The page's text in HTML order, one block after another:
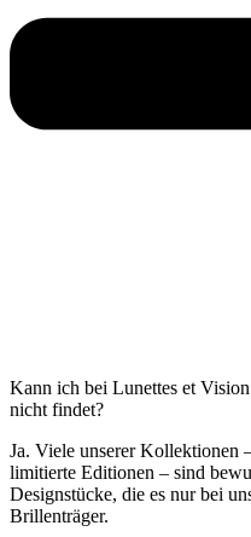
Kann ich bei Lunettes et
nicht findet?
Ja. Viele unserer Kollektionen
limitierte Editionen – sind
Designstücke, die es nur bei
Brillenträger.